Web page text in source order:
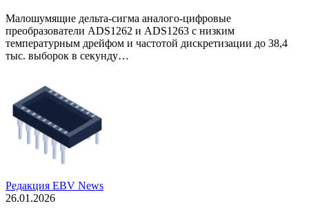
Малошумящие дельта-сигма аналого-цифровые
преобразователи ADS1262 и ADS1263 с низким
температурным дрейфом и частотой дискретизации до 38,4
тыс. выборок в секунду…
Редакция EBV News
26.01.2026